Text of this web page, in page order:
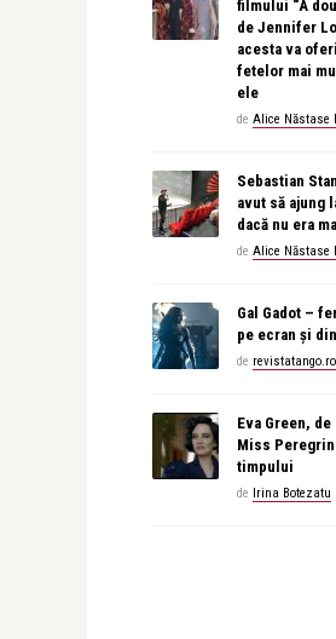
filmului “A
de Jennifer
acesta va
fetelor mai
ele
de Alice Năstase
Sebastian
avut să ajung
dacă nu era
de Alice Năstase
Gal Gadot –
pe ecran și
de
Eva Green,
Miss
timpului
de Irina Botezatu